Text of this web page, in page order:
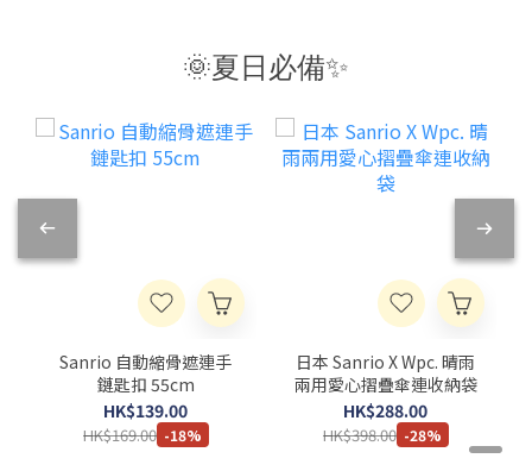
🌞夏日必備✨
Sanrio 自動縮骨遮連手
鏈匙扣 55cm
HK$139.00
HK$169.00 -18%
日本 Sanrio X Wpc. 晴雨
兩用愛心摺疊傘連收納袋
HK$288.00
HK$398.00 -28%